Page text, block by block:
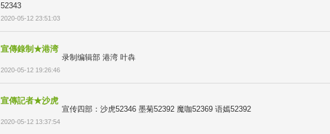
52343
2020-05-12 23:51:03
宣傳錄制★港湾
录制编辑部 港湾 叶犇
2020-05-12 19:26:46
宣傳記者★沙虎
宣传四部：沙虎52346 墨菊52392 魔咖52369 语嫣52392
2020-05-12 13:37:54